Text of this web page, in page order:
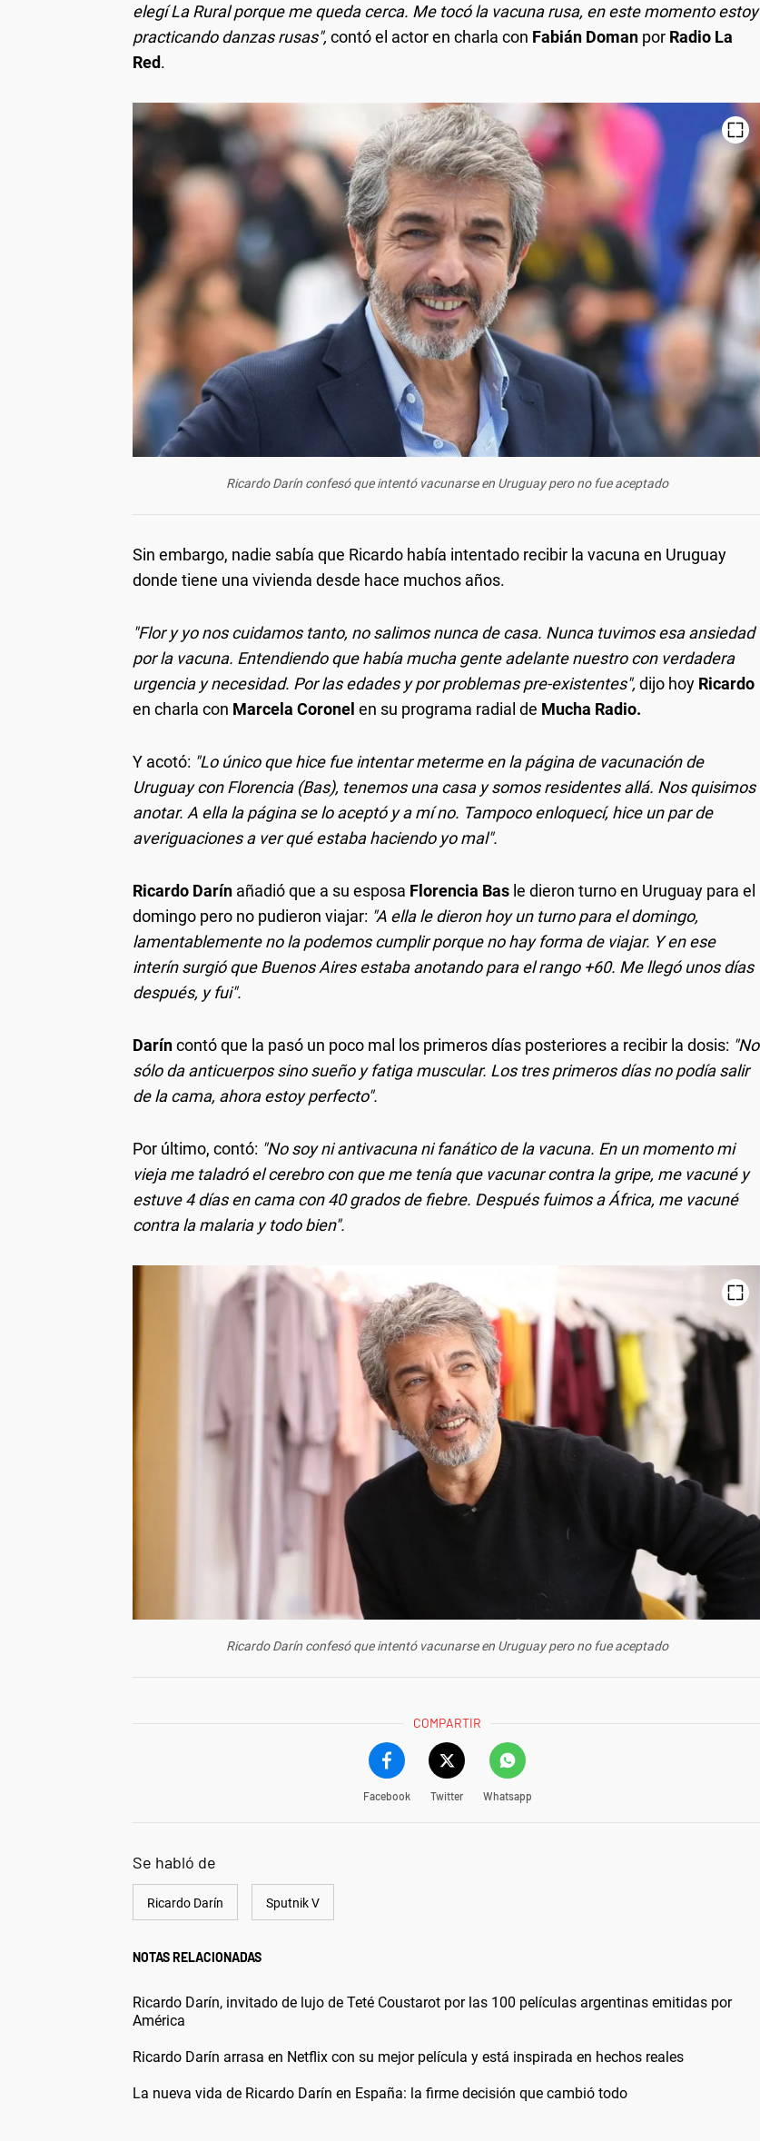
elegí La Rural porque me queda cerca. Me tocó la vacuna rusa, en este momento estoy
practicando danzas rusas", contó el actor en charla con Fabián Doman por Radio La
Red.
Ricardo Darín confesó que intentó vacunarse en Uruguay pero no fue aceptado
Sin embargo, nadie sabía que Ricardo había intentado recibir la vacuna en Uruguay
donde tiene una vivienda desde hace muchos años.
"Flor y yo nos cuidamos tanto, no salimos nunca de casa. Nunca tuvimos esa ansiedad
por la vacuna. Entendiendo que había mucha gente adelante nuestro con verdadera
urgencia y necesidad. Por las edades y por problemas pre-existentes", dijo hoy Ricardo
en charla con Marcela Coronel en su programa radial de Mucha Radio.
Y acotó: "Lo único que hice fue intentar meterme en la página de vacunación de
Uruguay con Florencia (Bas), tenemos una casa y somos residentes allá. Nos quisimos
anotar. A ella la página se lo aceptó y a mí no. Tampoco enloquecí, hice un par de
averiguaciones a ver qué estaba haciendo yo mal".
Ricardo Darín añadió que a su esposa Florencia Bas le dieron turno en Uruguay para el
domingo pero no pudieron viajar: "A ella le dieron hoy un turno para el domingo,
lamentablemente no la podemos cumplir porque no hay forma de viajar. Y en ese
interín surgió que Buenos Aires estaba anotando para el rango +60. Me llegó unos días
después, y fui".
Daríncontó que la pasó un poco mal los primeros días posteriores a recibir la dosis: "No
sólo da anticuerpos sino sueño y fatiga muscular. Los tres primeros días no podía salir
de la cama, ahora estoy perfecto".
Por último, contó: "No soy ni antivacuna ni fanático de la vacuna. En un momento mi
vieja me taladró el cerebro con que me tenía que vacunar contra la gripe, me vacuné y
estuve 4 días en cama con 40 grados de fiebre. Después fuimos a África, me vacuné
contra la malaria y todo bien".
Ricardo Darín confesó que intentó vacunarse en Uruguay pero no fue aceptado
COMPARTIR
Facebook Twitter Whatsapp
Se habló de
Ricardo Darín Sputnik V
NOTAS RELACIONADAS
Ricardo Darín, invitado de lujo de Teté Coustarot por las 100 películas argentinas emitidas por
América
Ricardo Darín arrasa en Netflix con su mejor película y está inspirada en hechos reales
La nueva vida de Ricardo Darín en España: la firme decisión que cambió todo